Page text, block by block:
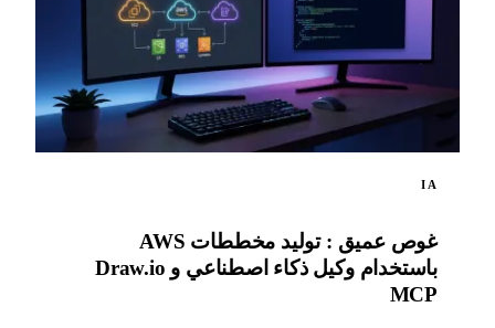
IA
غوص عميق : توليد مخططات AWS
باستخدام وكيل ذكاء اصطناعي و Draw.io
MCP